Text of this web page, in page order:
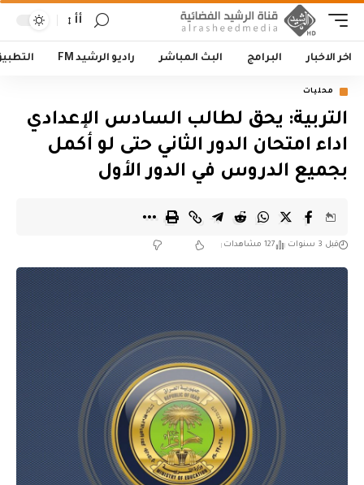
أأ
اخر الاخبار البرامج البث المباشر راديو الرشيد FM
محليات
التربية: يحق لطالب السادس الإعدادي
اداء امتحان الدور الثاني حتى لو أكمل
بجميع الدروس في الدور الأول
قبل 3 سنوات 127 مشاهدات